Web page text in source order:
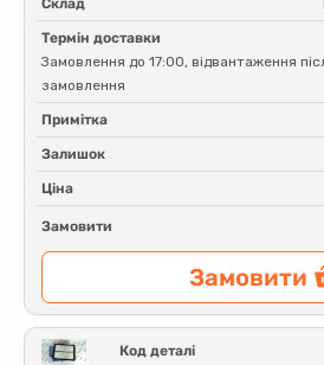
Склад
Термін доставки
Замовлення до 17:00, відвантаження
замовлення
Примітка
Залишок
Ціна
Замовити
Замовити
Код деталі